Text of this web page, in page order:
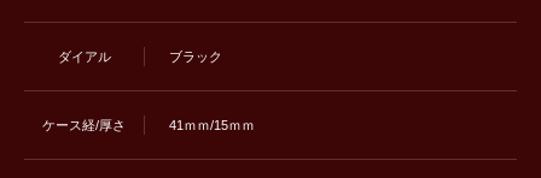
ダイアル ブラック
ケース経/厚さ 41ｍｍ/15ｍｍ